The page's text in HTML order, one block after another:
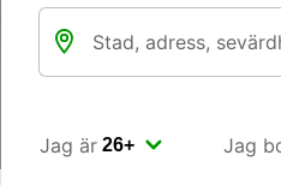
Jag är Jag